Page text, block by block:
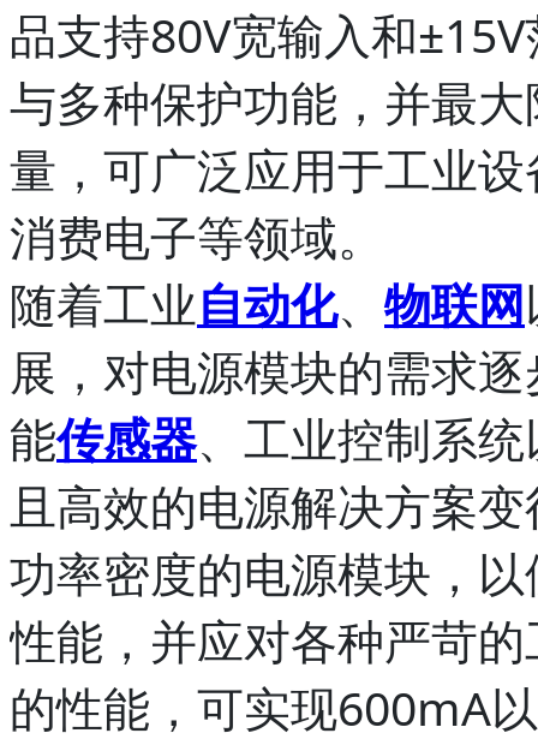
品支持80V宽输入和
与多种保护功能，并最
量，可广泛应用于工业
消费电子等领域。
随着工业自动化、 物联网
展，对电源模块的需求
能传感器、工业控制系
且高效的电源解决方案
功率密度的电源模块，
性能，并应对各种严苛
的性能，可实现600mA